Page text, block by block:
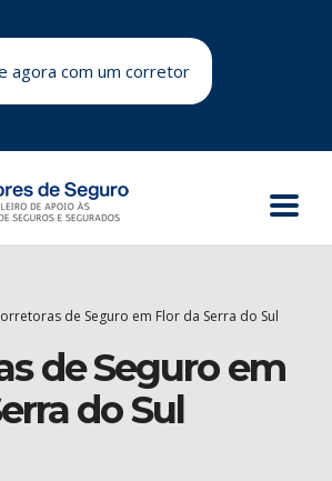
agora com um corretor
de Seguro em Flor da Serra do Sul
de Seguro em
do Sul